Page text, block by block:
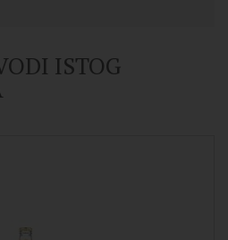
ISTOG